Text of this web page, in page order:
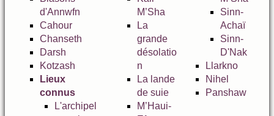
d'Annwfn
Cahour
Chanseth
Darsh
Kotzash
Lieux
connus
L'archipel
M’Sha
La
grande
désolatio
n
La lande
de suie
M’Haui-
Sinn-
Achaï
Sinn-
D'Nak
Llarkno
Nihel
Panshaw